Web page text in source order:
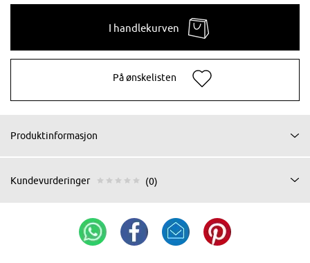
I handlekurven
På ønskelisten
Produktinformasjon
Kundevurderinger (0)